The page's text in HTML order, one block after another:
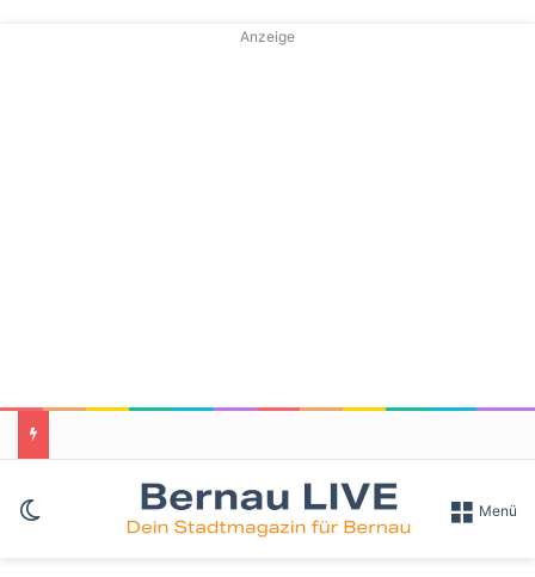
Anzeige
Skin umschalten Menü